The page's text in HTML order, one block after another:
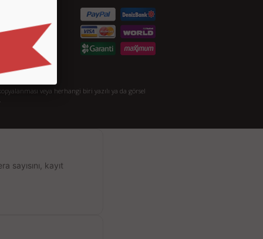
veya herhangi biri yazılı ya da görsel
kayıt